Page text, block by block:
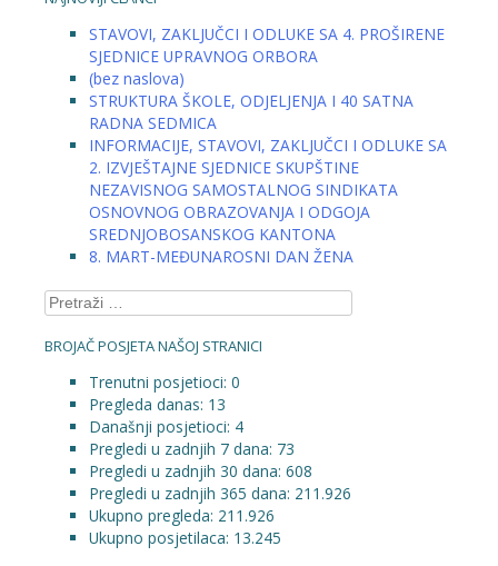
STAVOVI, ZAKLJUČCI I ODLUKE SA 4. PROŠIRENE
SJEDNICE UPRAVNOG ORBORA
(bez naslova)
STRUKTURA ŠKOLE, ODJELJENJA I 40 SATNA
RADNA SEDMICA
INFORMACIJE, STAVOVI, ZAKLJUČCI I ODLUKE SA
2. IZVJEŠTAJNE SJEDNICE SKUPŠTINE
NEZAVISNOG SAMOSTALNOG SINDIKATA
OSNOVNOG OBRAZOVANJA I ODGOJA
SREDNJOBOSANSKOG KANTONA
8. MART-MEĐUNAROSNI DAN ŽENA
Pretraga:
BROJAČ POSJETA NAŠOJ STRANICI
Trenutni posjetioci: 0
Pregleda danas: 13
Današnji posjetioci: 4
Pregledi u zadnjih 7 dana: 73
Pregledi u zadnjih 30 dana: 608
Pregledi u zadnjih 365 dana: 211.926
Ukupno pregleda: 211.926
Ukupno posjetilaca: 13.245